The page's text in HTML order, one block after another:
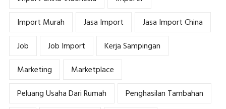
Import Murah
Jasa Import
Jasa Import China
Job
Job Import
Kerja Sampingan
Marketing
Marketplace
Peluang Usaha Dari Rumah
Penghasilan Tambahan